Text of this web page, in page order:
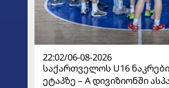
22:02/06-08-2026
საქართველოს U16
ეტაპზე – A დივიზიონში